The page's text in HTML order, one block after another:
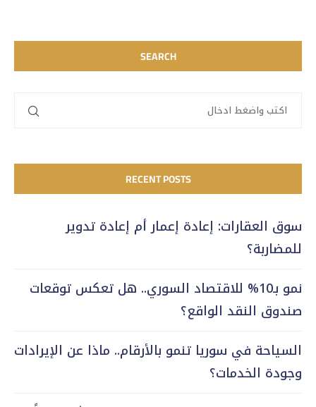
SEARCH
RECENT POSTS
سوق العقارات: إعادة إعمار أم إعادة تدوير
للمضاربة؟
نمو بـ10% للاقتصاد السوري.. هل تعكس توقعات
صندوق النقد الواقع؟
السياحة في سوريا تنمو بالأرقام.. ماذا عن الإيرادات
وجودة الخدمات؟